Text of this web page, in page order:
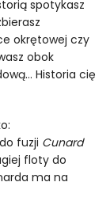
spotykasz
okrętowej czy
obok
Historia cię
fuzji Cunard
floty do
ma na